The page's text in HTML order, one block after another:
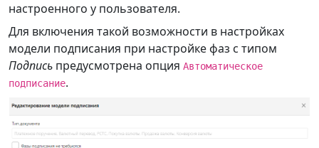
настроенного у пользователя.
Для включения такой возможности в настройках
модели подписания при настройке фаз с типом
Подпись предусмотрена опция Автоматическое
подписание.